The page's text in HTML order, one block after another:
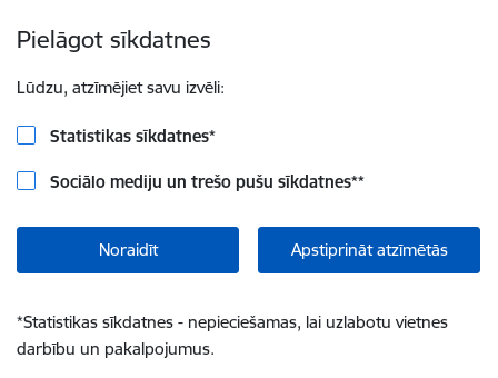
Pielāgot sīkdatnes
Lūdzu, atzīmējiet savu izvēli:
Statistikas sīkdatnes*
Sociālo mediju un trešo pušu sīkdatnes**
Noraidīt Apstiprināt atzīmētās
*Statistikas sīkdatnes - nepieciešamas, lai uzlabotu vietnes
darbību un pakalpojumus.